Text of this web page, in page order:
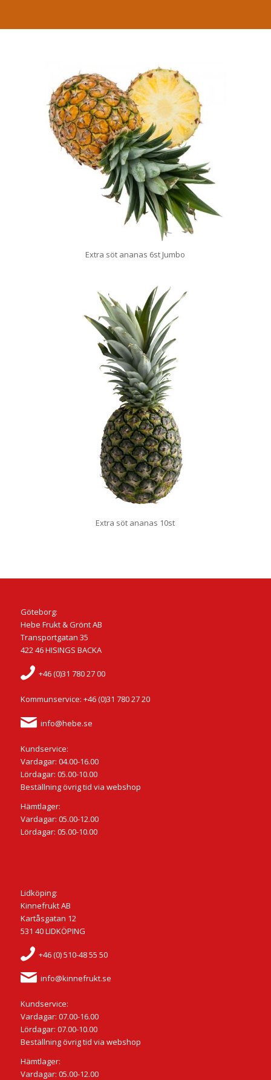
Extra söt ananas 6st Jumbo
Extra söt ananas 10st
Göteborg:
Hebe Frukt & Grönt AB
Transportgatan 35
422 46 HISINGS BACKA
+46 (0)31 780 27 00
Kommunservice: +46 (0)31 780 27 20
info@hebe.se
Kundservice:
Vardagar: 04.00-16.00
Lördagar: 05.00-10.00
Beställning övrig tid via webshop
Hämtlager:
Vardagar: 05.00-12.00
Lördagar: 05.00-10.00
Lidköping:
Kinnefrukt AB
Kartåsgatan 12
531 40 LIDKÖPING
+46 (0) 510-48 55 50
info@kinnefrukt.se
Kundservice:
Vardagar: 07.00-16.00
Lördagar: 07.00-10.00
Beställning övrig tid via webshop
Hämtlager:
Vardagar: 05.00-12.00